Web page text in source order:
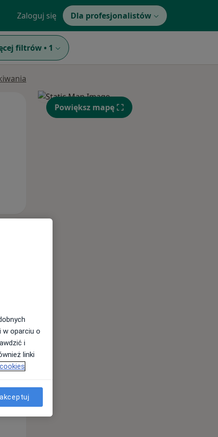
Zaloguj się Dla profesjonalistów
filtrów • 1
Wt, Śr,
Pon,
10 Sie
Powiększ mapę
w oparciu o
i
linki